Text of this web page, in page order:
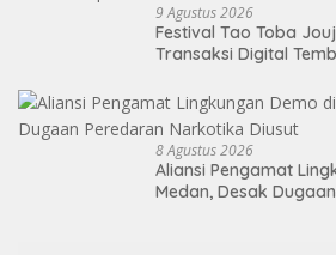
9 Agustus 2026
Festival Tao Toba
Transaksi Digital
8 Agustus 2026
Aliansi Pengamat
Medan, Desak